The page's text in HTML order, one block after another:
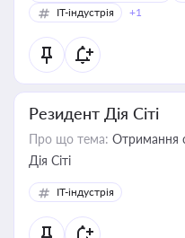
IT-індустрія
+1
Резидент Дія Сіті
Про що тема: Отримання
Дія Сіті
IT-індустрія